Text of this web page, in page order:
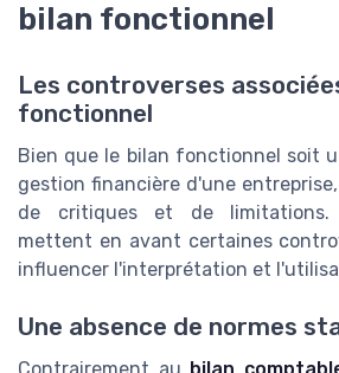
bilan fonctionnel
Les controverses
fonctionnel
Bien que le bilan fonctionnel soit
gestion financière d'une
de critiques et de limitations.
mettent en avant certaines
influencer l'interprétation et
Une absence de normes